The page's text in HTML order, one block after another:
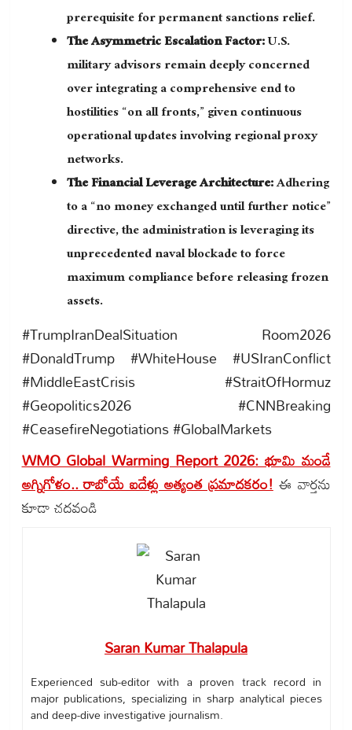
prerequisite for permanent sanctions relief.
The Asymmetric Escalation Factor:U.S.
military advisors remain deeply concerned
over integrating a comprehensive end to
hostilities “on all fronts,” given continuous
operational updates involving regional proxy
networks.
The Financial Leverage Architecture:Adhering
to a “no money exchanged until further notice”
directive, the administration is leveraging its
unprecedented naval blockade to force
maximum compliance before releasing frozen
assets.
#TrumpIranDealSituation Room2026
#DonaldTrump #WhiteHouse #USIranConflict
#MiddleEastCrisis #StraitOfHormuz
#Geopolitics2026 #CNNBreaking
#CeasefireNegotiations #GlobalMarkets
WMO Global Warming Report 2026: భూమి మండే
అగ్నిగోళం.. రాబోయే ఐదేళ్లు అత్యంత ప్రమాదకరం!ఈ వార్తను
కూడా చదవండి
Saran Kumar Thalapula
Experienced sub-editor with a proven track record in
major publications, specializing in sharp analytical pieces
and deep-dive investigative journalism.